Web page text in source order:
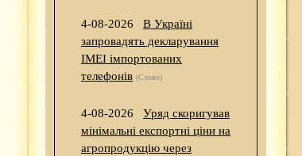
4-08-2026
В Україні
запровадять декларування
IMEI імпортованих
телефонів (Слово)
4-08-2026
Уряд скоригував
мінімальні експортні ціни на
агропродукцію через